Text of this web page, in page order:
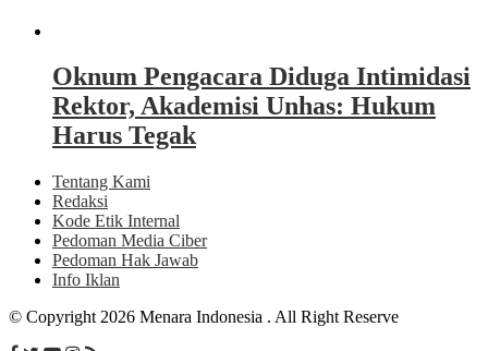
Oknum Pengacara Diduga Intimidasi
Rektor, Akademisi Unhas: Hukum
Harus Tegak
Tentang Kami
Redaksi
Kode Etik Internal
Pedoman Media Ciber
Pedoman Hak Jawab
Info Iklan
© Copyright 2026 Menara Indonesia . All Right Reserve